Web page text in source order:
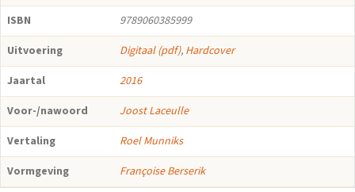
ISBN
9789060385999
Uitvoering
Digitaal (pdf), Hardcover
Jaartal
2016
Voor-/nawoord
Joost Laceulle
Vertaling
Roel Munniks
Vormgeving
Françoise Berserik